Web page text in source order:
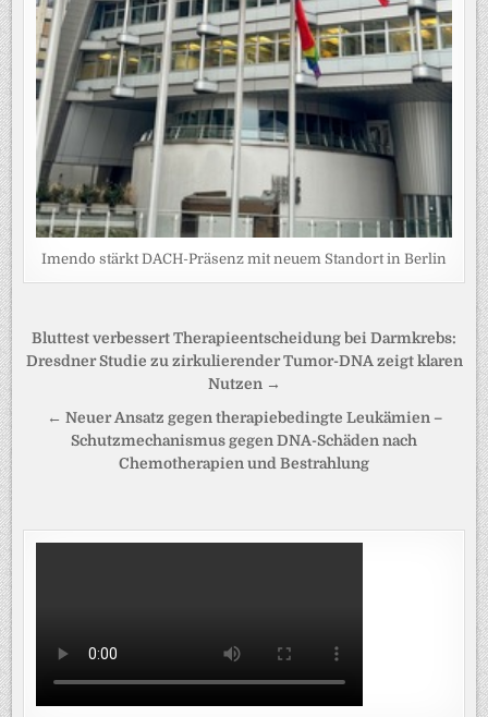
Imendo stärkt DACH-Präsenz mit neuem Standort in Berlin
Beitragsnavigation
Bluttest verbessert Therapieentscheidung bei Darmkrebs:
Dresdner Studie zu zirkulierender Tumor-DNA zeigt klaren
Nutzen →
← Neuer Ansatz gegen therapiebedingte Leukämien –
Schutzmechanismus gegen DNA-Schäden nach
Chemotherapien und Bestrahlung